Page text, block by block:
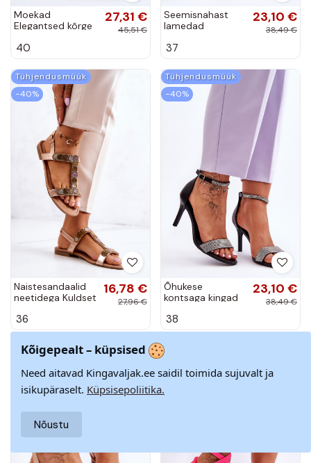
Moekad
Elegantsed kõrge
sandaalid
mustad Shemira
27,31 €
45,51 €
40
Seemisnahast
lamedad
värvi Dallas
23,10 €
38,49 €
37
Tühjendusmüük
−40%
Naistesandaalid
neetidega Kuldset
16,78 €
27,96 €
36
Tühjendusmüük
−40%
Õhukese
kontsaga kingad
23,10 €
38,49 €
38
Tühjendusmüük
Kõigepealt – küpsised
Need aitavad Kingavaljak.ee saidil toimida sujuvalt ja
isikupäraselt. Küpsisepoliitika.
Nõustu